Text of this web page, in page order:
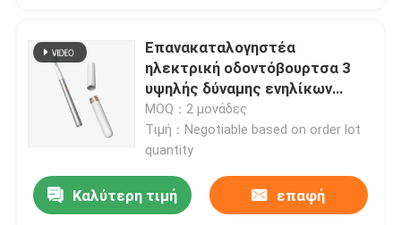
Επικοινωνήστε μαζί μας
Ζητήστε μια προσφορά
Προφορική ηλεκτρική οδοντόβουρτσα προσοχής
Αδιάβροχη ηλεκτρική οδοντόβουρτσα
Επανακαταλογηστέα
ηλεκτρική οδοντόβουρτσα 3
υψηλής δύναμης ενηλίκων
έξυπνο χρονόμετρο τρόπων
αδιάβροχο
MOQ：2 μονάδες
Τιμή：Negotiable based on order lot
quantity
Καλύτερη τιμή επαφή